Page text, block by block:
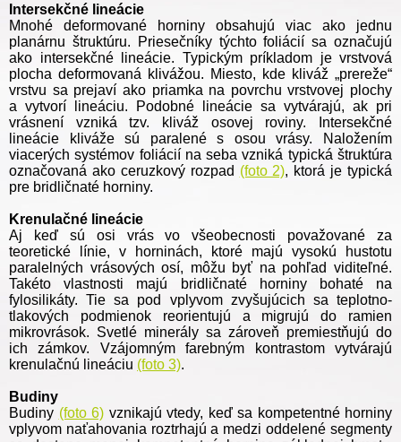
Intersekčné lineácie
Mnohé deformované horniny obsahujú viac ako jednu
planárnu štruktúru. Priesečníky týchto foliácií sa označujú
ako intersekčné lineácie. Typickým príkladom je vrstvová
plocha deformovaná klivážou. Miesto, kde kliváž „prereže“
vrstvu sa prejaví ako priamka na povrchu vrstvovej plochy
a vytvorí lineáciu. Podobné lineácie sa vytvárajú, ak pri
vrásnení vzniká tzv. kliváž osovej roviny. Intersekčné
lineácie kliváže sú paralené s osou vrásy. Naložením
viacerých systémov foliácií na seba vzniká typická štruktúra
označovaná ako ceruzkový rozpad (foto 2), ktorá je typická
pre bridličnaté horniny.
Krenulačné lineácie
Aj keď sú osi vrás vo všeobecnosti považované za
teoretické línie, v horninách, ktoré majú vysokú hustotu
paralelných vrásových osí, môžu byť na pohľad viditeľné.
Takéto vlastnosti majú bridličnaté horniny bohaté na
fylosilikáty. Tie sa pod vplyvom zvyšujúcich sa teplotno-
tlakových podmienok reorientujú a migrujú do ramien
mikrovrások. Svetlé minerály sa zároveň premiestňujú do
ich zámkov. Vzájomným farebným kontrastom vytvárajú
krenulačnú lineáciu (foto 3).
Budiny
Budiny (foto 6) vznikajú vtedy, keď sa kompetentné horniny
vplyvom naťahovania roztrhajú a medzi oddelené segmenty